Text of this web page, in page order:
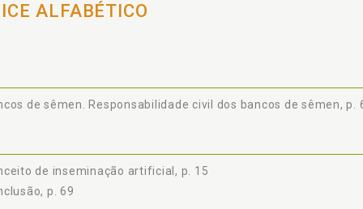
p. 69
ALFABÉTICO
de sêmen. Responsabilidade civil dos bancos de sêmen, p.
de inseminação artificial, p. 15
p. 69